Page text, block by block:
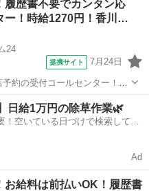
など、あなたのライフスタイ
履歴書不要でカンタン応
ー！時給1270円！香川…
24
提携サイト 7月24日
約の受付コールセンター！週
テム
働き方など、あなたのライフ
日給1万円の除草作業🌿
！空いている日づけで検索して即
Ad
お給料は前払いOK！履歴書